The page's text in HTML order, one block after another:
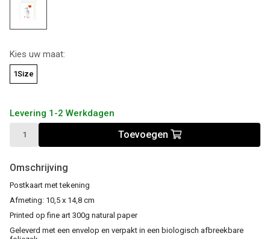
Kies uw maat:
1Size
Levering 1-2 Werkdagen
Toevoegen
Omschrijving
Postkaart met tekening
Afmeting: 10,5 x 14,8 cm
Printed op fine art 300g natural paper
Geleverd met een envelop en verpakt in een biologisch afbreekbare